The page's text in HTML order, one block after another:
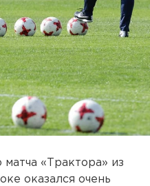
«Трактора» из
оказался очень